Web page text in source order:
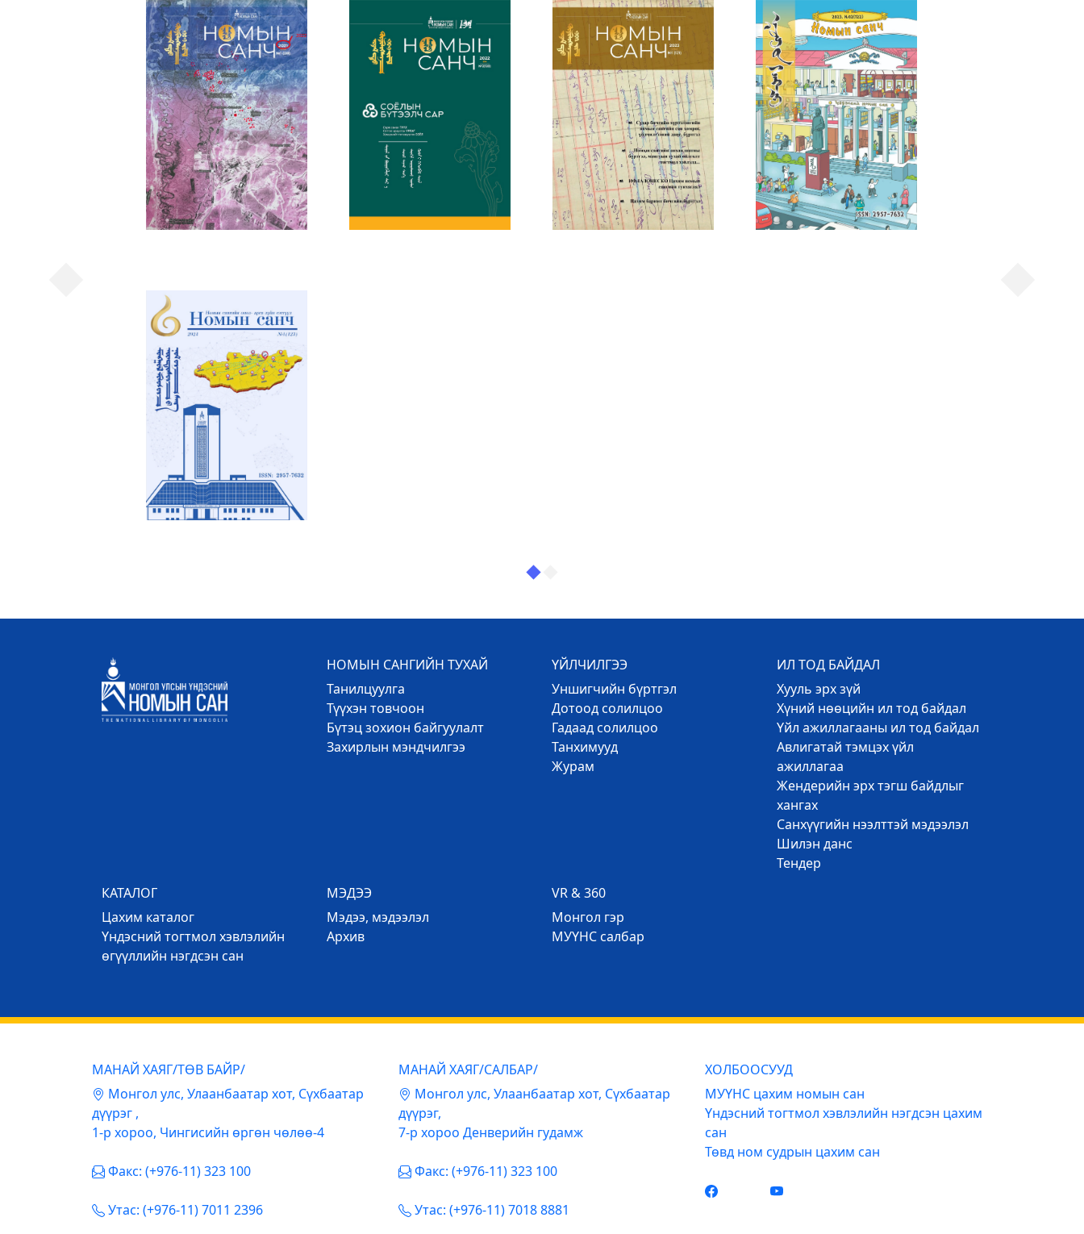
НОМЫН САНГИЙН ТУХАЙ
Танилцуулга
Түүхэн товчоон
Бүтэц зохион байгуулалт
Захирлын мэндчилгээ
ҮЙЛЧИЛГЭЭ
Уншигчийн бүртгэл
Дотоод солилцоо
Гадаад солилцоо
Танхимууд
Журам
ИЛ ТОД БАЙДАЛ
Хууль эрх зүй
Хүний нөөцийн ил тод байдал
Үйл ажиллагааны ил тод байдал
Авлигатай тэмцэх үйл
ажиллагаа
Жендерийн эрх тэгш байдлыг
хангах
Санхүүгийн нээлттэй мэдээлэл
Шилэн данс
Тендер
КАТАЛОГ
Цахим каталог
Үндэсний тогтмол хэвлэлийн
өгүүллийн нэгдсэн сан
МЭДЭЭ
Mэдээ, мэдээлэл
Архив
VR & 360
Mонгол гэр
МУҮНС салбар
МАНАЙ ХАЯГ/ТӨВ БАЙР/
Mонгол улс, Улаанбаатар хот, Сүхбаатар
дүүрэг ,
1-р хороо, Чингисийн өргөн чөлөө-4
Факс: (+976-11) 323 100
Утас: (+976-11) 7011 2396
МАНАЙ ХАЯГ/САЛБАР/
Mонгол улс, Улаанбаатар хот, Сүхбаатар
дүүрэг,
7-р хороо Денверийн гудамж
Факс: (+976-11) 323 100
Утас: (+976-11) 7018 8881
ХОЛБООСУУД
МУҮНС цахим номын сан
Үндэсний тогтмол хэвлэлийн нэгдсэн цахим
сан
Төвд ном судрын цахим сан